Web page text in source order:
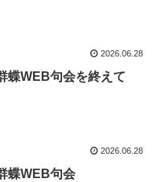
2026.06.28
蝶WEB句会を終えて
2026.06.28
蝶WEB句会